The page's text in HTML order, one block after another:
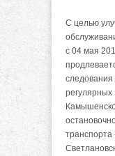
С целью
с 04 мая
транспорта